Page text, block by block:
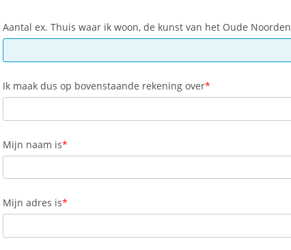
Aantal ex. Thuis waar ik woon, de kunst van het Oude Noorden
Ik maak dus op bovenstaande rekening over
Mijn naam is
Mijn adres is